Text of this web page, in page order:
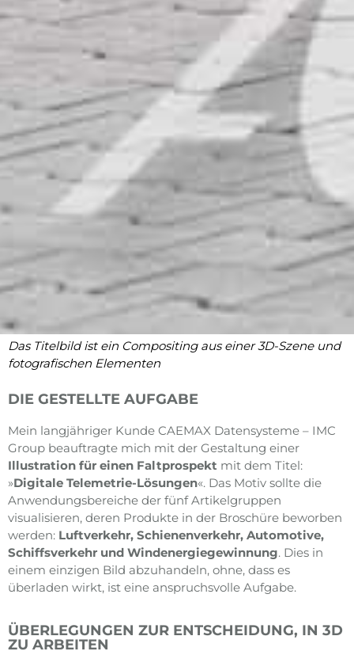
Das Titelbild ist ein Compositing aus einer 3D-Szene und
fotografischen Elementen
DIE GESTELLTE AUFGABE
Mein langjähriger Kunde CAEMAX Datensysteme – IMC
Group beauftragte mich mit der Gestaltung einer
Illustration für einen Faltprospekt mit dem Titel:
»Digitale Telemetrie-Lösungen«. Das Motiv sollte die
Anwendungsbereiche der fünf Artikelgruppen
visualisieren, deren Produkte in der Broschüre beworben
werden: Luftverkehr, Schienenverkehr, Automotive,
Schiffsverkehr und Windenergiegewinnung. Dies in
einem einzigen Bild abzuhandeln, ohne, dass es
überladen wirkt, ist eine anspruchsvolle Aufgabe.
ÜBERLEGUNGEN ZUR ENTSCHEIDUNG, IN 3D
ZU ARBEITEN